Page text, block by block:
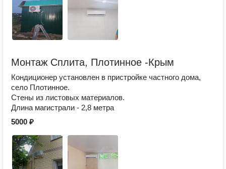
Монтаж Сплита, Плотинное -Крым
Кондиционер установлен в пристройке частного дома,
село Плотинное.
Стены из листовых материалов.
Длина магистрали - 2,8 метра
5000 ₽